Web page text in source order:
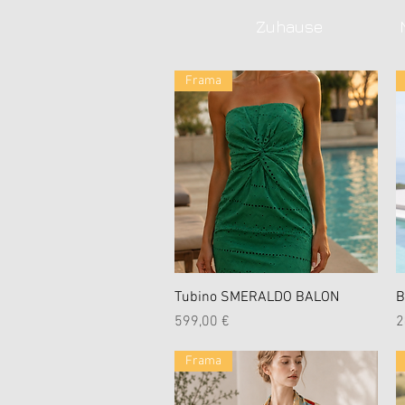
Zuhause
Schnellansicht
Frama
Tubino SMERALDO BALON
Preis
599,00 €
Frama